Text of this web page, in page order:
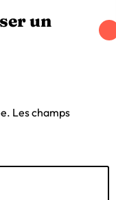
un
Les champs